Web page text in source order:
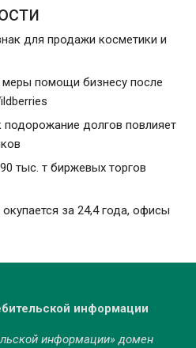
для продажи косметики и
помощи бизнесу после
подорожание долгов повлияет
тыс. т биржевых торгов
за 24,4 года, офисы
информации
информации» домен